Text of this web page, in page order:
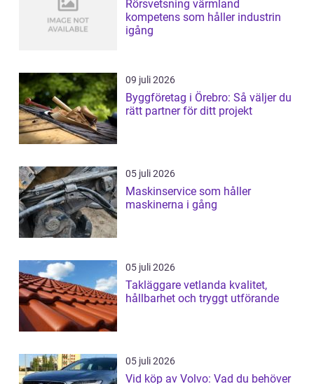
Rörsvetsning värmland
kompetens som håller industrin
igång
09 juli 2026
Byggföretag i Örebro: Så väljer du
rätt partner för ditt projekt
05 juli 2026
Maskinservice som håller
maskinerna i gång
05 juli 2026
Takläggare vetlanda kvalitet,
hållbarhet och tryggt utförande
05 juli 2026
Vid köp av Volvo: Vad du behöver